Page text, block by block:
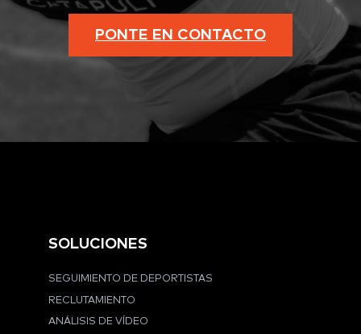
PONTE EN CONTACTO
SOLUCIONES
SEGUIMIENTO DE DEPORTISTAS
RECLUTAMIENTO
ANÁLISIS DE VÍDEO